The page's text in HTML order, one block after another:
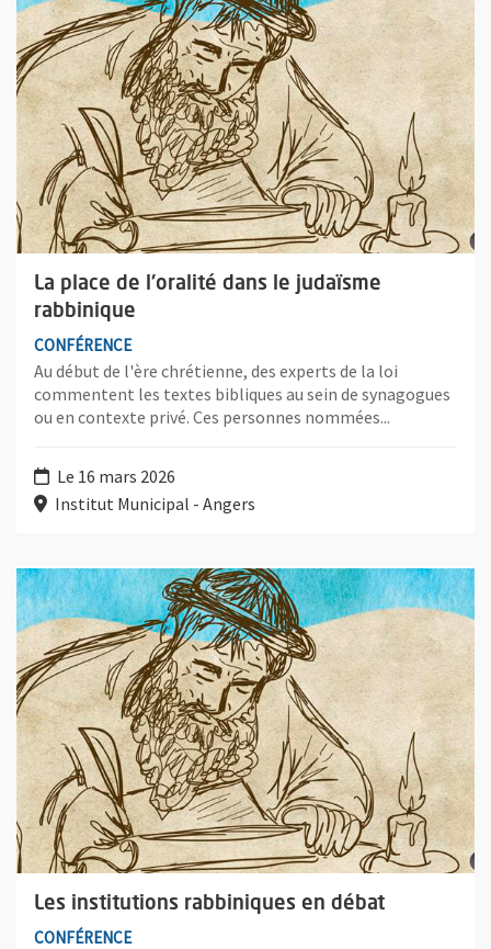
La place de l'oralité dans le judaïsme
rabbinique
CONFÉRENCE
Au début de l'ère chrétienne, des experts de la loi
commentent les textes bibliques au sein de synagogues
ou en contexte privé. Ces personnes nommées...
Le 16 mars 2026
Institut Municipal - Angers
Les institutions rabbiniques en débat
CONFÉRENCE
Plus d'information sur l'évènement : Les institutions